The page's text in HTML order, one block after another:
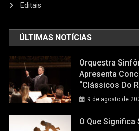
Editais
ÚLTIMAS NOTÍCIAS
Orquestra
Apresenta
“Clássicos Do
9 de agosto de
O Que Significa